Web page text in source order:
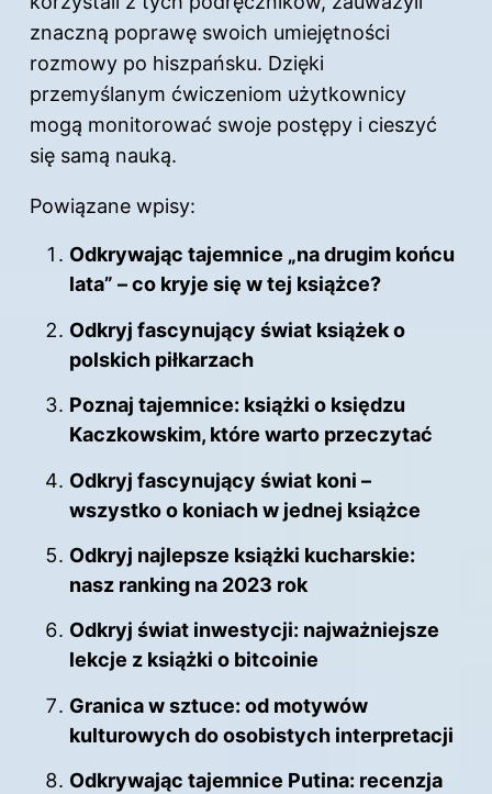
znaczną poprawę swoich umiejętności
rozmowy po hiszpańsku. Dzięki
przemyślanym ćwiczeniom użytkownicy
mogą monitorować swoje postępy i cieszyć
się samą nauką.
Powiązane wpisy:
Odkrywając tajemnice „na drugim końcu
lata” – co kryje się w tej książce?
Odkryj fascynujący świat książek o
polskich piłkarzach
Poznaj tajemnice: książki o księdzu
Kaczkowskim, które warto przeczytać
Odkryj fascynujący świat koni –
wszystko o koniach w jednej książce
Odkryj najlepsze książki kucharskie:
nasz ranking na 2023 rok
Odkryj świat inwestycji: najważniejsze
lekcje z książki o bitcoinie
Granica w sztuce: od motywów
kulturowych do osobistych interpretacji
Odkrywając tajemnice Putina: recenzja